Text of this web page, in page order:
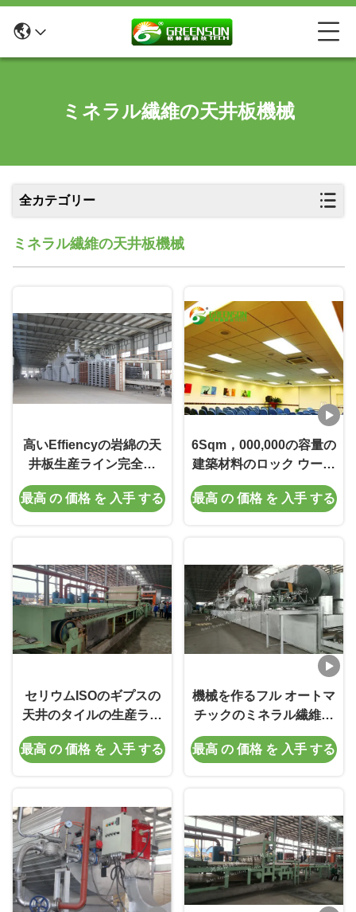
ミネラル繊維の天井板機械
全カテゴリー
ミネラル繊維の天井板機械
高いEffiencyの岩綿の天
井板生産ライン完全な
Automaticlly
最高 の 価格 を 入手 する
6Sqm，000,000の容量の
建築材料のロック ウール
板生産ライン
最高 の 価格 を 入手 する
セリウムISOのギプスの
天井のタイルの生産ライ
ン/岩綿の生産ライン
最高 の 価格 を 入手 する
機械を作るフル オートマ
チックのミネラル繊維の
天井板岩綿板
最高 の 価格 を 入手 する